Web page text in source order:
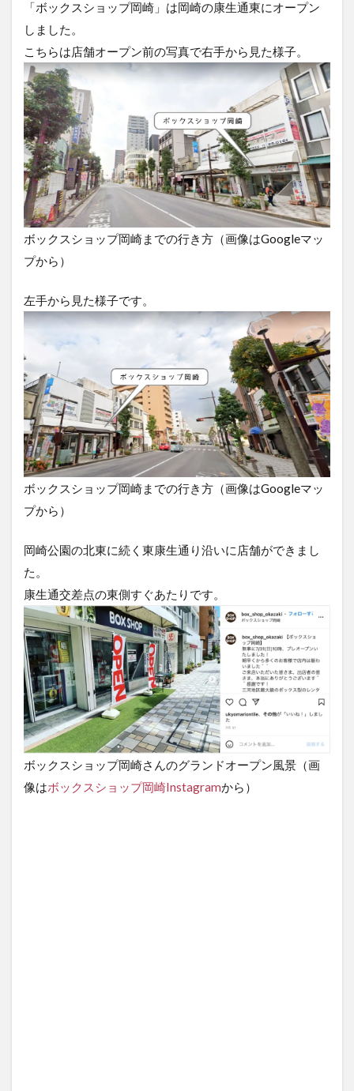
ショ
ップ
崎
に！
「ボックスショップ岡崎」は岡崎の康生通東にオープン
しました。
こちらは店舗オープン前の写真で右手から見た様子。
ボックスショップ岡崎までの行き方（画像はGoogleマッ
プから）
左手から見た様子です。
ボックスショップ岡崎までの行き方（画像はGoogleマッ
プから）
岡崎公園の北東に続く東康生通り沿いに店舗ができまし
た。
康生通交差点の東側すぐあたりです。
ボックスショップ岡崎さんのグランドオープン風景（画
像はボックスショップ岡崎Instagramから）